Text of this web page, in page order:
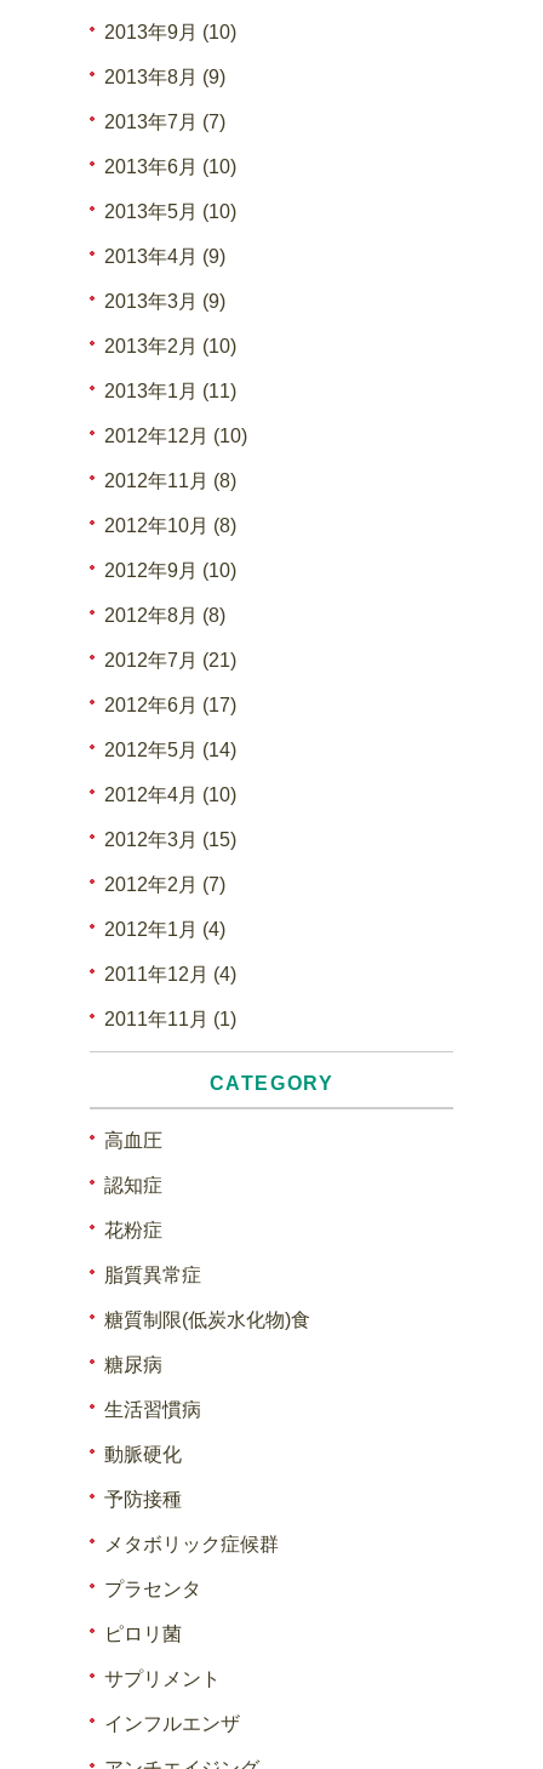
2013年9月 (10)
2013年8月 (9)
2013年7月 (7)
2013年6月 (10)
2013年5月 (10)
2013年4月 (9)
2013年3月 (9)
2013年2月 (10)
2013年1月 (11)
2012年12月 (10)
2012年11月 (8)
2012年10月 (8)
2012年9月 (10)
2012年8月 (8)
2012年7月 (21)
2012年6月 (17)
2012年5月 (14)
2012年4月 (10)
2012年3月 (15)
2012年2月 (7)
2012年1月 (4)
2011年12月 (4)
2011年11月 (1)
CATEGORY
高血圧
認知症
花粉症
脂質異常症
糖質制限(低炭水化物)食
糖尿病
生活習慣病
動脈硬化
予防接種
メタボリック症候群
プラセンタ
ピロリ菌
サプリメント
インフルエンザ